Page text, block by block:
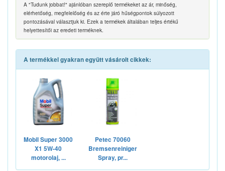
A "Tudunk jobbat!" ajánlóban szereplő termékeket az ár, minőség,
elérhetőség, megfelelőség és az érte járó hűségpontok súlyozott
pontozásával választjuk ki. Ezek a termékek általában teljes értékű
helyettesítői az eredeti terméknek.
A termékkel gyakran együtt vásárolt cikkek:
Mobil Super 3000
X1 5W-40
motorolaj, ...
Petec 70060
Bremsenreiniger
Spray, pr...